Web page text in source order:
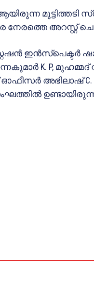
മുട്ടിത്തടി
അറസ്റ്റ്
K. P,
അഭിലാഷ്